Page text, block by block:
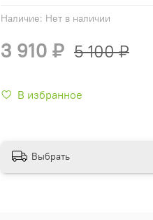
Наличие: Нет в наличии
3 910 ₽ 5 100 ₽
В избранное
Выбрать